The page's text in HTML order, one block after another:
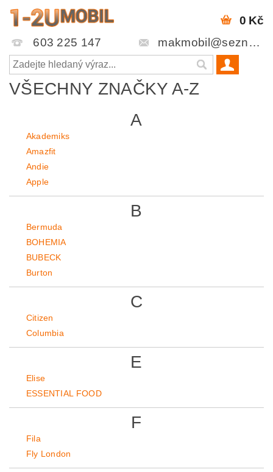
603 225 147 makmobil@seznam.cz
0 Kč
VŠECHNY ZNAČKY A-Z
A
Akademiks
Amazfit
Andie
Apple
B
Bermuda
BOHEMIA
BUBECK
Burton
C
Citizen
Columbia
E
Elise
ESSENTIAL FOOD
F
Fila
Fly London